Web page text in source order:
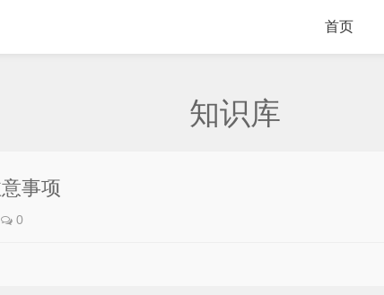
首页
知识库
事项
0